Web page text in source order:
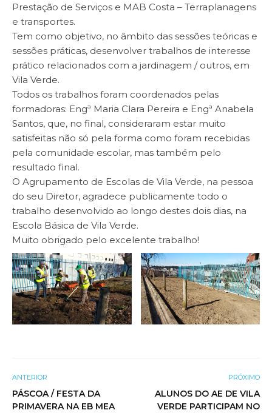
Prestação de Serviços e MAB Costa – Terraplanagens
e transportes.
Tem como objetivo, no âmbito das sessões teóricas e
sessões práticas, desenvolver trabalhos de interesse
prático relacionados com a jardinagem / outros, em
Vila Verde.
Todos os trabalhos foram coordenados pelas
formadoras: Engª Maria Clara Pereira e Engª Anabela
Santos, que, no final, consideraram estar muito
satisfeitas não só pela forma como foram recebidas
pela comunidade escolar, mas também pelo
resultado final.
O Agrupamento de Escolas de Vila Verde, na pessoa
do seu Diretor, agradece publicamente todo o
trabalho desenvolvido ao longo destes dois dias, na
Escola Básica de Vila Verde.
Muito obrigado pelo excelente trabalho!
ANTERIOR
PÁSCOA / FESTA DA
PRIMAVERA NA EB MEA
PRÓXIMO
ALUNOS DO AE DE VILA
VERDE PARTICIPAM NO